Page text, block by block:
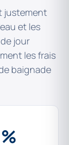
justement
et les
jour
les frais
baignade